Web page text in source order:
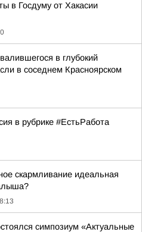
в Госдуму от Хакасии
в глубокий
в соседнем Красноярском
в рубрике #ЕстьРабота
скармливание идеальная
симпозиум «Актуальные